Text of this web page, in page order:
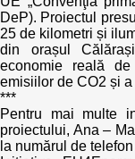
DeP). Proiectul
25 de kilometri și
din orașul
economie reală
emisiilor de CO2 și
***
Pentru mai multe
proiectului, Ana –
la numărul de